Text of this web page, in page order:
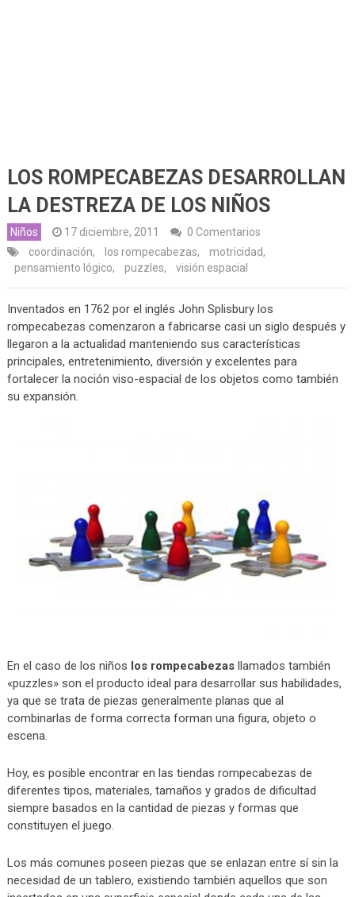
LOS ROMPECABEZAS DESARROLLAN
LA DESTREZA DE LOS NIÑOS
Niños 17 diciembre, 2011
0 Comentarios
coordinación, los rompecabezas, motricidad,
pensamiento lógico, puzzles, visión espacial
Inventados en 1762 por el inglés John Splisbury los
rompecabezas comenzaron a fabricarse casi un siglo después y
llegaron a la actualidad manteniendo sus características
principales, entretenimiento, diversión y excelentes para
fortalecer la noción viso-espacial de los objetos como también
su expansión.
En el caso de los niños los rompecabezasllamados también
«puzzles» son el producto ideal para desarrollar sus habilidades,
ya que se trata de piezas generalmente planas que al
combinarlas de forma correcta forman una figura, objeto o
escena.
Hoy, es posible encontrar en las tiendas rompecabezas de
diferentes tipos, materiales, tamaños y grados de dificultad
siempre basados en la cantidad de piezas y formas que
constituyen el juego.
Los más comunes poseen piezas que se enlazan entre sí sin la
necesidad de un tablero, existiendo también aquellos que son